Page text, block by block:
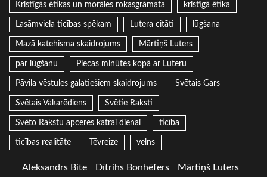
Kristīgās ētikas un morāles rokasgrāmata kristīgā ētika
Lasāmviela ticības spēkam Lutera citāti lūgšana
Mazā katehisma skaidrojums Mārtiņš Luters
par lūgšanu Piecas minūtes kopā ar Luteru
Pāvila vēstules galatiešiem skaidrojums Svētais Gars
Svētais Vakarēdiens Svētie Raksti
Svēto Rakstu apceres katrai dienai ticība
ticības realitāte Tēvreize velns
Aleksandrs Bite Dītrihs Bonhēfers Mārtiņš Luters